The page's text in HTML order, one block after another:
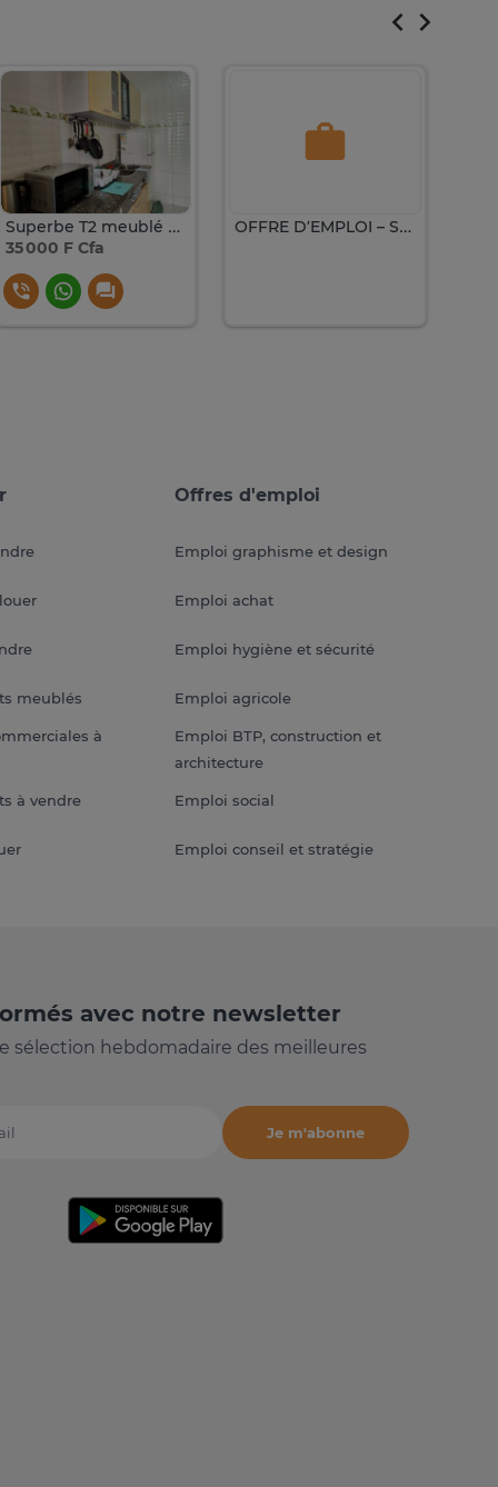
Superbe T2 meublé – Résidence Amani VDN, derrière Exclusive
35 000 F Cfa
OFFRE D’EMPLOI – SANTÉ & COMMERCIAL
meublés
à
à vendre
Offres d'emploi
Emploi graphisme et design
Emploi achat
Emploi hygiène et sécurité
Emploi agricole
Emploi BTP, construction et
architecture
Emploi social
Emploi conseil et stratégie
avec notre newsletter
sélection hebdomadaire des meilleures
Je m'abonne